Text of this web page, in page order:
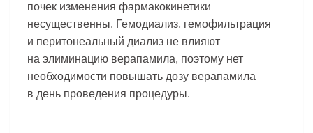
почек изменения фармакокинетики
несущественны. Гемодиализ, гемофильтрация
и перитонеальный диализ не влияют
на элиминацию верапамила, поэтому нет
необходимости повышать дозу верапамила
в день проведения процедуры.